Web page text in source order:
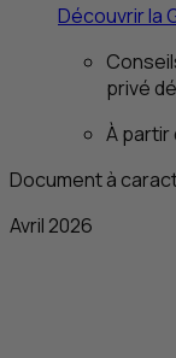
Découvrir la
privé
À partir
Document à
Avril 2026